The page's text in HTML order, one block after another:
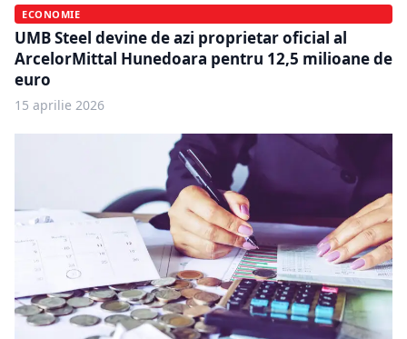
ECONOMIE
UMB Steel devine de azi proprietar oficial al
ArcelorMittal Hunedoara pentru 12,5 milioane de
euro
15 aprilie 2026